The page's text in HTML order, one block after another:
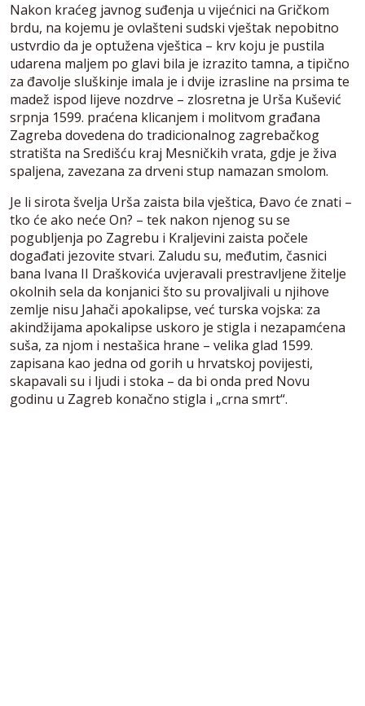
Nakon kraćeg javnog suđenja u vijećnici na Gričkom
brdu, na kojemu je ovlašteni sudski vještak nepobitno
ustvrdio da je optužena vještica – krv koju je pustila
udarena maljem po glavi bila je izrazito tamna, a tipično
za đavolje sluškinje imala je i dvije izrasline na prsima te
madež ispod lijeve nozdrve – zlosretna je Urša Kušević
srpnja 1599. praćena klicanjem i molitvom građana
Zagreba dovedena do tradicionalnog zagrebačkog
stratišta na Središću kraj Mesničkih vrata, gdje je živa
spaljena, zavezana za drveni stup namazan smolom.
Je li sirota švelja Urša zaista bila vještica, Đavo će znati –
tko će ako neće On? – tek nakon njenog su se
pogubljenja po Zagrebu i Kraljevini zaista počele
događati jezovite stvari. Zaludu su, međutim, časnici
bana Ivana II Draškovića uvjeravali prestravljene žitelje
okolnih sela da konjanici što su provaljivali u njihove
zemlje nisu Jahači apokalipse, već turska vojska: za
akindžijama apokalipse uskoro je stigla i nezapamćena
suša, za njom i nestašica hrane – velika glad 1599.
zapisana kao jedna od gorih u hrvatskoj povijesti,
skapavali su i ljudi i stoka – da bi onda pred Novu
godinu u Zagreb konačno stigla i „crna smrt“.